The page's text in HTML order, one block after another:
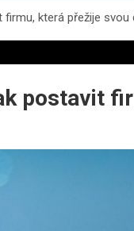
která přežije svou
postavit